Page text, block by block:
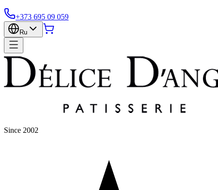
+373 695 09 059
Ru
Since 2002